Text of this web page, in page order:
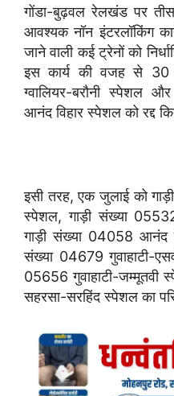
गोंडा-बुढ़वल रेलखंड पर
आवश्यक नॉन इंटरलॉकिंग
जाने वाली कई ट्रेनों को
इस कार्य की वजह से 30
ग्वालियर-बरौनी स्पेशल
आनंद विहार स्पेशल को रद्द
इसी तरह, एक जुलाई को
स्पेशल, गाड़ी संख्या
गाड़ी संख्या 04058 आनंद
संख्या 04679 गुवाहाटी-
05656 गुवाहाटी-
सहरसा-सरहिंद स्पेशल का